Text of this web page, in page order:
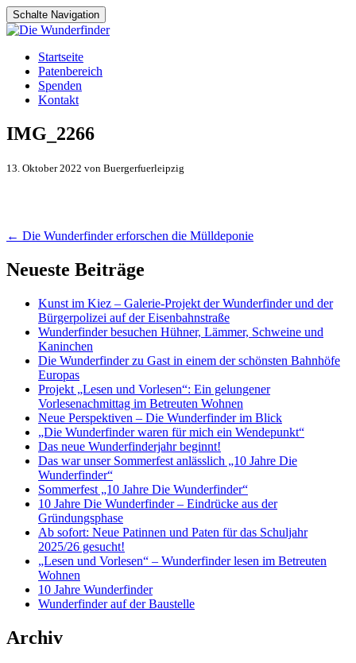
Schalte Navigation
Zum
Inhalt
springen
Startseite
Patenbereich
Spenden
Kontakt
IMG_2266
13. Oktober 2022 von Buergerfuerleipzig
Artikel-
Navigation
← Die Wunderfinder erforschen die Mülldeponie
Neueste Beiträge
Kunst im Kiez – Galerie-Projekt der Wunderfinder und der
Bürgerpolizei auf der Eisenbahnstraße
Wunderfinder besuchen Hühner, Lämmer, Schweine und
Kaninchen
Die Wunderfinder zu Gast in einem der schönsten Bahnhöfe
Europas
Projekt „Lesen und Vorlesen“: Ein gelungener
Vorlesenachmittag im Betreuten Wohnen
Neue Perspektiven – Die Wunderfinder im Blick
„Die Wunderfinder waren für mich ein Wendepunkt“
Das neue Wunderfinderjahr beginnt!
Das war unser Sommerfest anlässlich „10 Jahre Die
Wunderfinder“
Sommerfest „10 Jahre Die Wunderfinder“
10 Jahre Die Wunderfinder – Eindrücke aus der
Gründungsphase
Ab sofort: Neue Patinnen und Paten für das Schuljahr
2025/26 gesucht!
„Lesen und Vorlesen“ – Wunderfinder lesen im Betreuten
Wohnen
10 Jahre Wunderfinder
Wunderfinder auf der Baustelle
Archiv